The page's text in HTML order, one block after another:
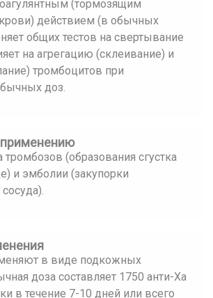
(тормозящим
действием (в обычных
общих тестов на свертывание
на агрегацию (склеивание) и
тромбоцитов при
доз.
применению
(образования сгустка
и эмболии (закупорки
в виде подкожных
доза составляет 1750 анти-Ха
в течение 7-10 дней или всего